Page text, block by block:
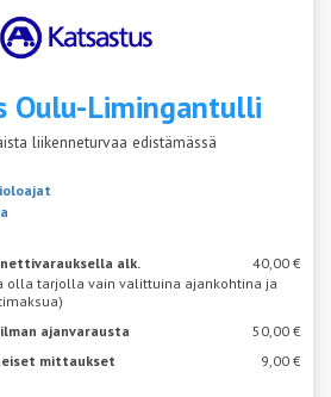
Oulu-Limingantulli
liikenneturvaa edistämässä
alk.
40,00 €
olla tarjolla vain valittuina ajankohtina ja
ajanvarausta
50,00 €
mittaukset
9,00 €